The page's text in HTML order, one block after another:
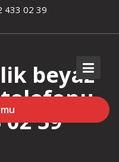
433 02 39
beyaz
02 39